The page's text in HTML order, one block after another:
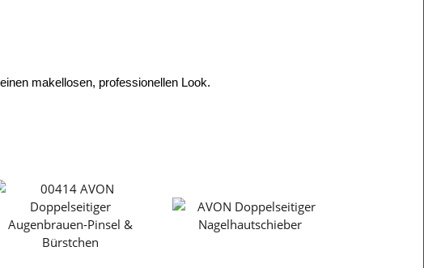
makellosen, professionellen Look.